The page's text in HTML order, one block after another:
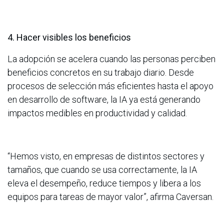
4. Hacer visibles los beneficios
La adopción se acelera cuando las personas perciben
beneficios concretos en su trabajo diario. Desde
procesos de selección más eficientes hasta el apoyo
en desarrollo de software, la IA ya está generando
impactos medibles en productividad y calidad.
“Hemos visto, en empresas de distintos sectores y
tamaños, que cuando se usa correctamente, la IA
eleva el desempeño, reduce tiempos y libera a los
equipos para tareas de mayor valor”, afirma Caversan.